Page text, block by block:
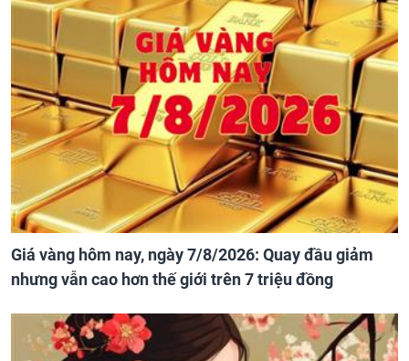
Giá vàng hôm nay, ngày 7/8/2026: Quay đầu giảm
nhưng vẫn cao hơn thế giới trên 7 triệu đồng